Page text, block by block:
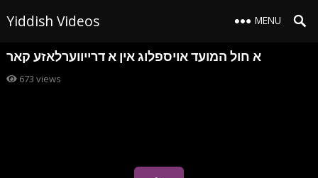
Yiddish Videos MENU
א חול המועד אויספלוג אין א דרייווערלאזע קאר
673 views